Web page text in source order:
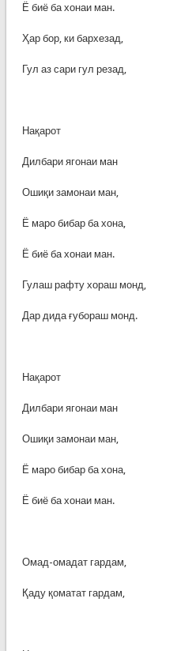
Ё биё ба хонаи ман.
Ҳар бор, ки бархезад,
Гул аз сари гул резад,
Нақарот
Дилбари ягонаи ман
Ошиқи замонаи ман,
Ё маро бибар ба хона,
Ё биё ба хонаи ман.
Гулаш рафту хораш монд,
Дар дида ғубораш монд.
Нақарот
Дилбари ягонаи ман
Ошиқи замонаи ман,
Ё маро бибар ба хона,
Ё биё ба хонаи ман.
Омад-омадат гардам,
Қаду қоматат гардам,